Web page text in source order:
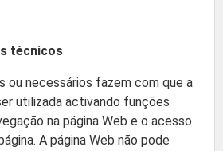
técnicos
ou necessários fazem com que a
utilizada activando funções
na página Web e o acesso
A página Web não pode